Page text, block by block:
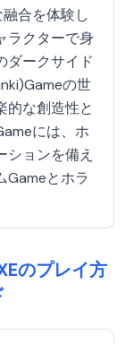
合を体験し
ラクターで身
ダークサイド
の世
的な創造性と
には、ホ
ョンを備え
Gameとホラ
のプレイ方